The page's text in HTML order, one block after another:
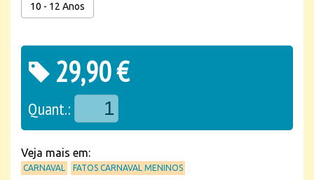
10 - 12 Anos
29,90 €
Quant.:
Veja mais em:
CARNAVAL FATOS CARNAVAL MENINOS